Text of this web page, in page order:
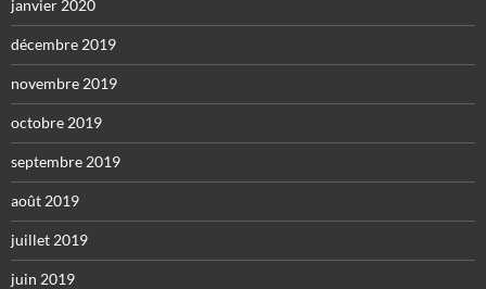
janvier 2020
décembre 2019
novembre 2019
octobre 2019
septembre 2019
août 2019
juillet 2019
juin 2019